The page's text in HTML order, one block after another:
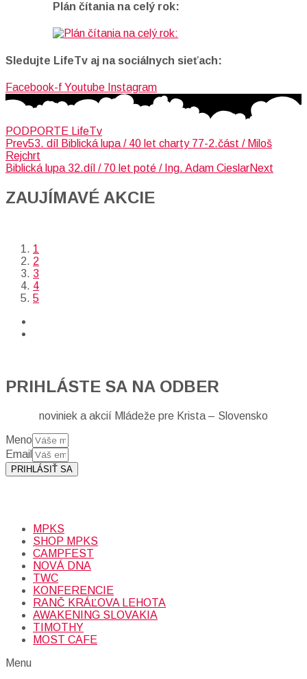
Plán čítania na celý rok:
Sledujte LifeTv aj na sociálnych sieťach:
Facebook-f Youtube Instagram
PODPORTE LifeTv
Prev53. díl Biblická lupa / 40 let charty 77-2.část / Miloš
Rejchrt
Biblická lupa 32.díl / 70 let poté / Ing. Adam CieslarNext
ZAUJÍMAVÉ AKCIE​
1
2
3
4
5
PRIHLÁSTE SA NA ODBER
noviniek a akcií Mládeže pre Krista – Slovensko
Meno
Email
PRIHLÁSIŤ SA
MPKS
SHOP MPKS
CAMPFEST
NOVÁ DNA
TWC
KONFERENCIE
RANČ KRÁĽOVA LEHOTA
AWAKENING SLOVAKIA
TIMOTHY
MOST CAFE
Menu